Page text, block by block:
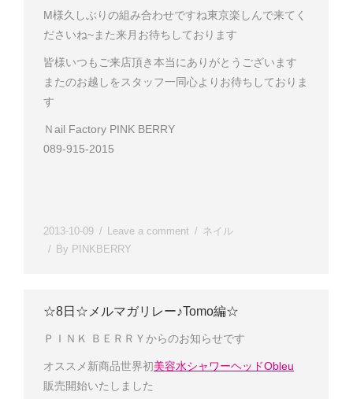
M様久しぶりの組み合わせですね東京楽しんで来てく
ださいね~また来月お待ちしております
皆様いつもご来店頂き本当にありがとうございます
またのお越しをスタッフ一同心よりお待ちしておりま
す
Ｎail Factory PINK BERRY
089-915-2015
2013-10-09 Leave a comment
ネイル
By PINKBERRY
☆8日☆メルマガリレー♪Tomo編☆
ＰＩＮＫ ＢＥＲＲＹからのお知らせです
オススメ新商品世界初美容水シャワーヘッドObleu
販売開始いたしました